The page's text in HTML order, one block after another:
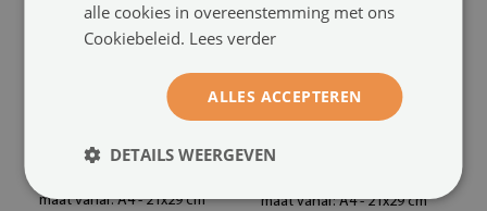
bloemblaadjes in de vorm
lichtheid(#plaip-00293418)
maat vanaf: A4 - 21x29 cm
Decoratieve poster
met bloemenmandala in
maat vanaf: A4 - 21x29 cm
alle cookies in overeenstemming met ons
Cookiebeleid. Lees verder
ALLES ACCEPTEREN
DETAILS WEERGEVEN